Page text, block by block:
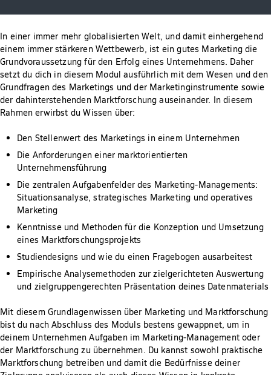
In einer immer mehr globalisierten Welt, und damit einhergehend
einem immer stärkeren Wettbewerb, ist ein gutes Marketing die
Grundvoraussetzung für den Erfolg eines Unternehmens. Daher
setzt du dich in diesem Modul ausführlich mit dem Wesen und den
Grundfragen des Marketings und der Marketinginstrumente sowie
der dahinterstehenden Marktforschung auseinander. In diesem
Rahmen erwirbst du Wissen über:
Den Stellenwert des Marketings in einem Unternehmen
Die Anforderungen einer marktorientierten
Unternehmensführung
Die zentralen Aufgabenfelder des Marketing-Managements:
Situationsanalyse, strategisches Marketing und operatives
Marketing
Kenntnisse und Methoden für die Konzeption und Umsetzung
eines Marktforschungsprojekts
Studiendesigns und wie du einen Fragebogen ausarbeitest
Empirische Analysemethoden zur zielgerichteten Auswertung
und zielgruppengerechten Präsentation deines Datenmaterials
Mit diesem Grundlagenwissen über Marketing und Marktforschung
bist du nach Abschluss des Moduls bestens gewappnet, um in
deinem Unternehmen Aufgaben im Marketing-Management oder
der Marktforschung zu übernehmen. Du kannst sowohl praktische
Marktforschung betreiben und damit die Bedürfnisse deiner